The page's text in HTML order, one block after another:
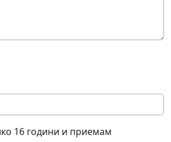
16 години и приемам